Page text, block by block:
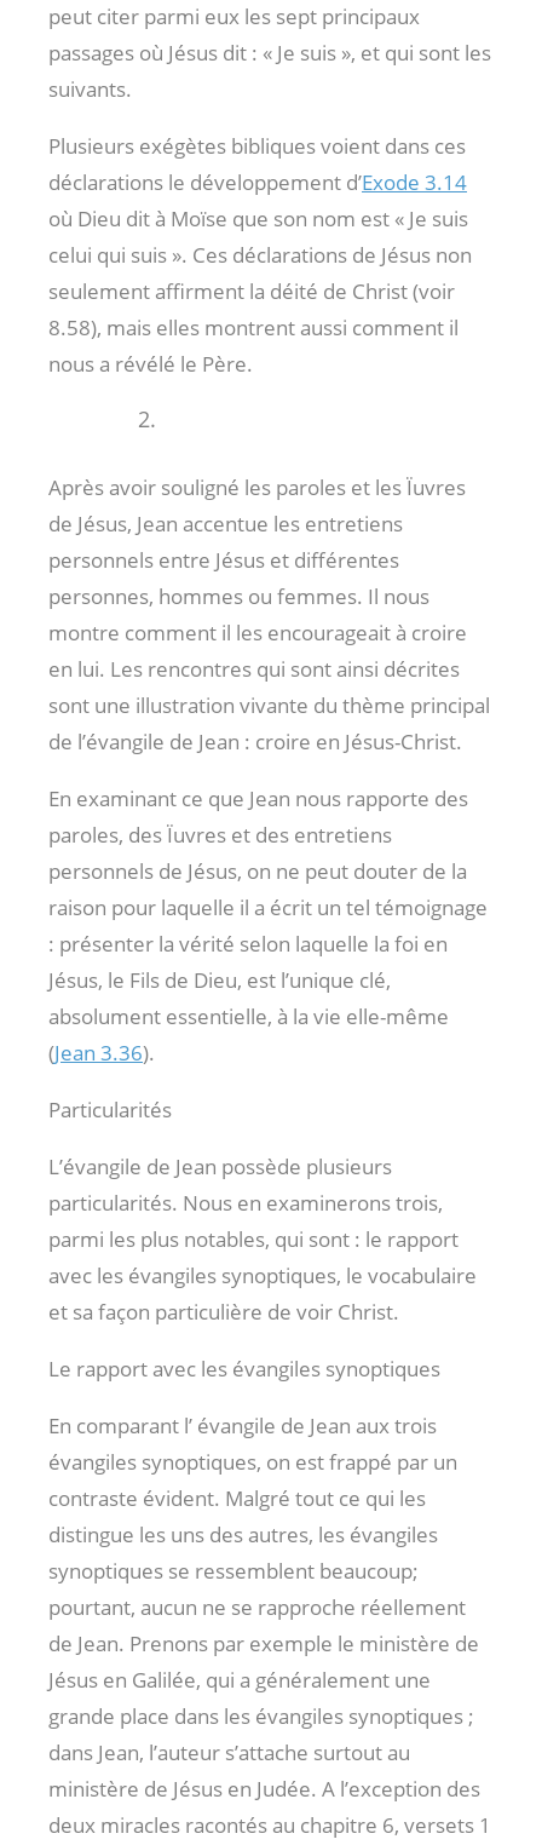
peut citer parmi eux les sept principaux
passages où Jésus dit : « Je suis », et qui sont les
suivants.
Plusieurs exégètes bibliques voient dans ces
déclarations le développement d’Exode 3.14
où Dieu dit à Moïse que son nom est « Je suis
celui qui suis ». Ces déclarations de Jésus non
seulement affirment la déité de Christ (voir
8.58), mais elles montrent aussi comment il
nous a révélé le Père.
Après avoir souligné les paroles et les Ïuvres
de Jésus, Jean accentue les entretiens
personnels entre Jésus et différentes
personnes, hommes ou femmes. Il nous
montre comment il les encourageait à croire
en lui. Les rencontres qui sont ainsi décrites
sont une illustration vivante du thème principal
de l’évangile de Jean : croire en Jésus-Christ.
En examinant ce que Jean nous rapporte des
paroles, des Ïuvres et des entretiens
personnels de Jésus, on ne peut douter de la
raison pour laquelle il a écrit un tel témoignage
: présenter la vérité selon laquelle la foi en
Jésus, le Fils de Dieu, est l’unique clé,
absolument essentielle, à la vie elle-même
(Jean 3.36).
Particularités
L’évangile de Jean possède plusieurs
particularités. Nous en examinerons trois,
parmi les plus notables, qui sont : le rapport
avec les évangiles synoptiques, le vocabulaire
et sa façon particulière de voir Christ.
Le rapport avec les évangiles synoptiques
En comparant l’ évangile de Jean aux trois
évangiles synoptiques, on est frappé par un
contraste évident. Malgré tout ce qui les
distingue les uns des autres, les évangiles
synoptiques se ressemblent beaucoup;
pourtant, aucun ne se rapproche réellement
de Jean. Prenons par exemple le ministère de
Jésus en Galilée, qui a généralement une
grande place dans les évangiles synoptiques ;
dans Jean, l’auteur s’attache surtout au
ministère de Jésus en Judée. A l’exception des
deux miracles racontés au chapitre 6, versets 1